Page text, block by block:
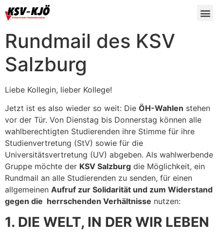
Rundmail des KSV
Salzburg
Liebe Kollegin, lieber Kollege!
Jetzt ist es also wieder so weit: Die ÖH-Wahlen stehen
vor der Tür. Von Dienstag bis Donnerstag können alle
wahlberechtigten Studierenden ihre Stimme für ihre
Studienvertretung (StV) sowie für die
Universitätsvertretung (UV) abgeben. Als wahlwerbende
Gruppe möchte der KSV Salzburg die Möglichkeit, ein
Rundmail an alle Studierenden zu senden, für einen
allgemeinen Aufruf zur Solidarität und zum Widerstand
gegen die herrschenden Verhältnisse nutzen:
1. DIE WELT, IN DER WIR LEBEN